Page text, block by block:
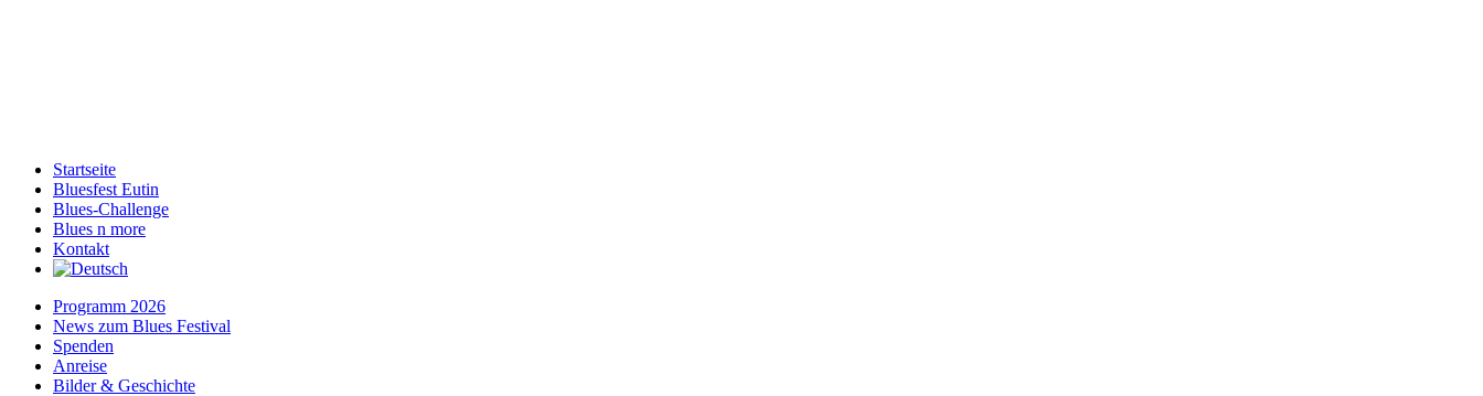
Startseite
Bluesfest Eutin
Blues-Challenge
Blues n more
Kontakt
Programm 2026
News zum Blues Festival
Spenden
Anreise
Bilder & Geschichte